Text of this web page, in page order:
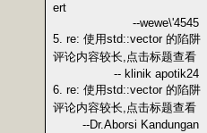
ert
--wewe\'4545
5. re: 使用std::vector 的陷阱
评论内容较长,点击标题查看
-- klinik apotik24
6. re: 使用std::vector 的陷阱
评论内容较长,点击标题查看
--Dr.Aborsi Kandungan